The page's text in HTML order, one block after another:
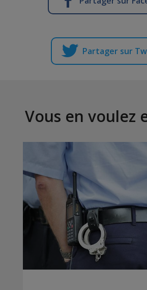
Partager sur
Vous en voulez